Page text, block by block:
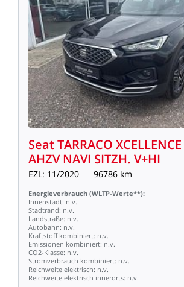
SeatTARRACO XCELLENCE
AHZV NAVI SITZH. V+HI
EZL: 11/2020 96786 km
Energieverbrauch (WLTP-Werte**):
Innenstadt: n.v.
Stadtrand: n.v.
Landstraße: n.v.
Autobahn: n.v.
Kraftstoff kombiniert: n.v.
Emissionen kombiniert: n.v.
CO2-Klasse: n.v.
Stromverbrauch kombiniert: n.v.
Reichweite elektrisch: n.v.
Reichweite elektrisch innerorts: n.v.